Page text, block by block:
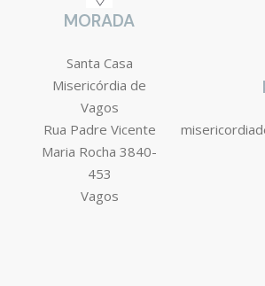
MORADA
Santa Casa
Misericórdia de
Vagos
Rua Padre Vicente
Maria Rocha 3840-
453
Vagos